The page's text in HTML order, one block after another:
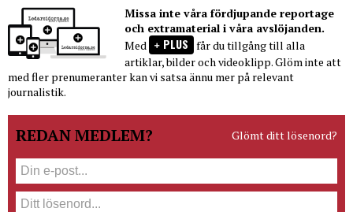
Missa inte våra fördjupande reportage
och extramaterial i våra avslöjanden.
Med
PLUS får du tillgång till alla
artiklar, bilder och videoklipp. Glöm inte att
med fler prenumeranter kan vi satsa ännu mer på relevant
journalistik.
REDAN MEDLEM? Glömt ditt lösenord?